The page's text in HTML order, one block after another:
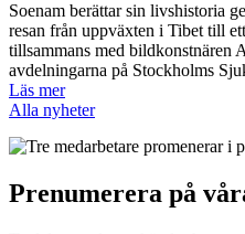
Soenam berättar sin livshistoria
resan från uppväxten i Tibet till
tillsammans med bildkonstnären
avdelningarna på Stockholms
Läs mer
Alla nyheter
Prenumerera på